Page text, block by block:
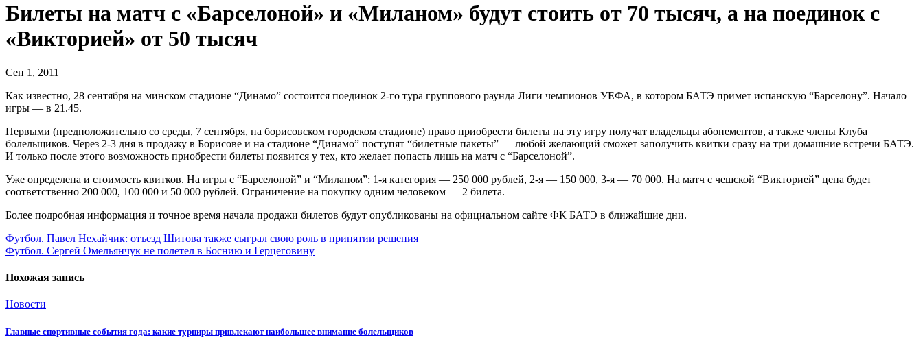
Билеты на матч с «Барселоной» и «Миланом» будут стоить от 70 тысяч, а на поединок с
«Викторией» от 50 тысяч
Сен 1, 2011
Как известно, 28 сентября на минском стадионе “Динамо” состоится поединок 2-го тура группового раунда Лиги чемпионов УЕФА, в котором БАТЭ примет испанскую “Барселону”. Начало
игры — в 21.45.
Первыми (предположительно со среды, 7 сентября, на борисовском городском стадионе) право приобрести билеты на эту игру получат владельцы абонементов, а также члены Клуба
болельщиков. Через 2-3 дня в продажу в Борисове и на стадионе “Динамо” поступят “билетные пакеты” — любой желающий сможет заполучить квитки сразу на три домашние встречи БАТЭ.
И только после этого возможность приобрести билеты появится у тех, кто желает попасть лишь на матч с “Барселоной”.
Уже определена и стоимость квитков. На игры с “Барселоной” и “Миланом”: 1-я категория — 250 000 рублей, 2-я — 150 000, 3-я — 70 000. На матч с чешской “Викторией” цена будет
соответственно 200 000, 100 000 и 50 000 рублей. Ограничение на покупку одним человеком — 2 билета.
Более подробная информация и точное время начала продажи билетов будут опубликованы на официальном сайте ФК БАТЭ в ближайшие дни.
Навигация
по
записям
Футбол. Павел Нехайчик: отъезд Шитова также сыграл свою роль в принятии решения
Футбол. Сергей Омельянчук не полетел в Боснию и Герцеговину
Похожая запись
Новости
Главные спортивные события года: какие турниры привлекают наибольшее внимание болельщиков